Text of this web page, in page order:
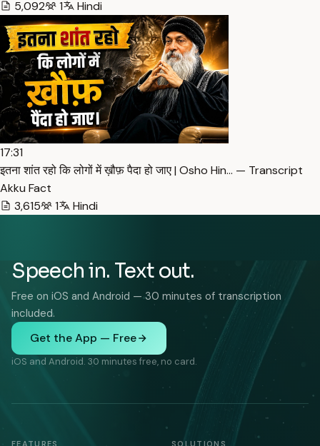
5,092 1 Hindi
17:31
इतना शांत रहो कि लोगों में ख़ौफ़ पैदा हो जाए | Osho Hin… — Transcript
Akku Fact
3,615
1 Hindi
Speech in. Text out.
Free on iOS and Android — 30 minutes of transcription
included.
Get the App — Free
iOS and Android. 30 minutes free, no card.
FEATURES SOLUTIONS